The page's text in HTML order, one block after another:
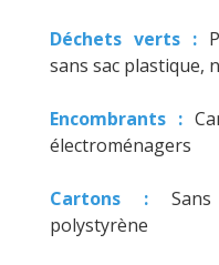
Déchets verts :
sans sac plastique,
Encombrants :
électroménagers
Cartons :
polystyrène